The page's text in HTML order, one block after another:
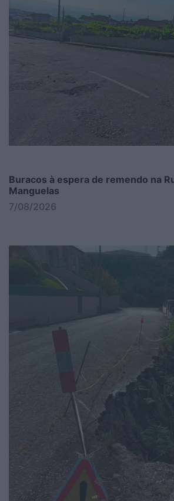
Buracos à espera de remendo na
Manguelas
7/08/2026